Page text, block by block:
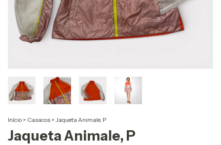
Início > Casacos > Jaqueta Animale, P
Jaqueta Animale, P